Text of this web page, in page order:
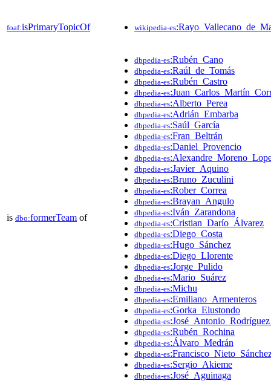
foaf:isPrimaryTopicOf wikipedia-es
is dbo:formerTeam of
dbpedia-es:Rubén_Cano
dbpedia-es:Raúl_de_Tomás
dbpedia-es:Rubén_Castro
dbpedia-es
dbpedia-es:Alberto_Perea
dbpedia-es:Adrián_Embarba
dbpedia-es:Saúl_García
dbpedia-es:Fran_Beltrán
dbpedia-es:Daniel_Provencio
dbpedia-es
dbpedia-es:Javier_Aquino
dbpedia-es:Bruno_Zuculini
dbpedia-es:Rober_Correa
dbpedia-es:Brayan_Angulo
dbpedia-es:Iván_Zarandona
dbpedia-es:Cristian_Darío_Álvarez
dbpedia-es:Diego_Costa
dbpedia-es:Hugo_Sánchez
dbpedia-es:Diego_Llorente
dbpedia-es:Jorge_Pulido
dbpedia-es:Mario_Suárez
dbpedia-es:Michu
dbpedia-es:Emiliano_Armenteros
dbpedia-es:Gorka_Elustondo
dbpedia-es
dbpedia-es:Rubén_Rochina
dbpedia-es:Álvaro_Medrán
dbpedia-es
dbpedia-es:Sergio_Akieme
dbpedia-es:José_Aguinaga